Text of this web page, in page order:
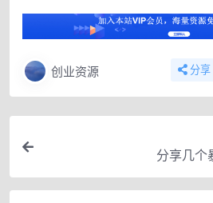
创业资源 分享
分享几个